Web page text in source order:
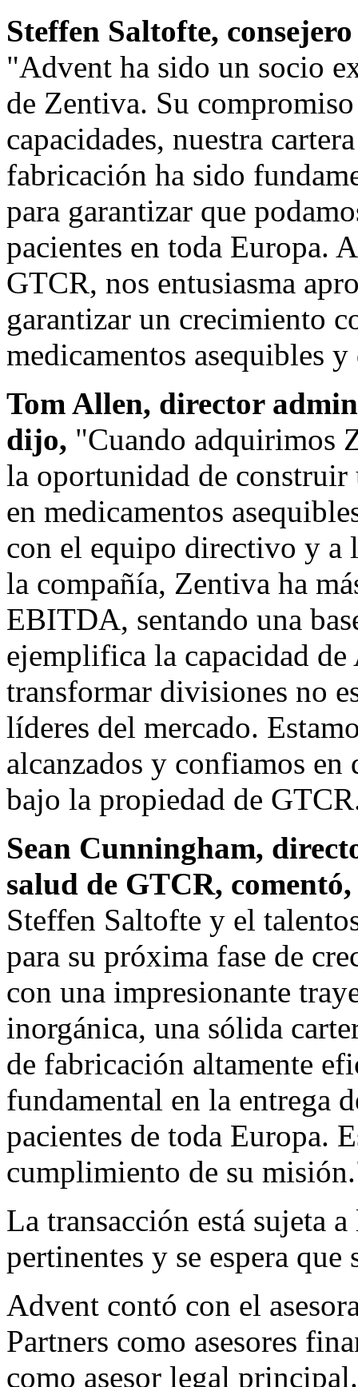
Steffen Saltofte,
"Advent ha sido un socio
de Zentiva. Su
capacidades, nuestra
fabricación ha sido
para garantizar que
pacientes en toda Europa.
GTCR, nos entusiasma
garantizar un crecimiento
medicamentos asequibles
Tom Allen, director
dijo, "Cuando adquirimos
la oportunidad de
en medicamentos
con el equipo directivo y a
la compañía, Zentiva ha
EBITDA, sentando una
ejemplifica la capacidad
transformar divisiones no
líderes del mercado.
alcanzados y confiamos en
bajo la propiedad de
Sean Cunningham,
salud de GTCR, comentó,
Steffen Saltofte y el
para su próxima fase de
con una impresionante
inorgánica, una sólida
de fabricación altamente
fundamental en la entrega
pacientes de toda Europa.
cumplimiento de su
La transacción está sujeta
pertinentes y se espera
Advent contó con el
Partners como asesores
como asesor legal principal.